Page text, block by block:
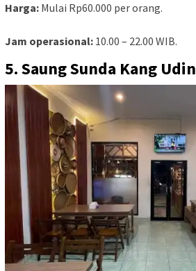
Harga: Mulai Rp60.000 per orang.
Jam operasional: 10.00 – 22.00 WIB.
5. Saung Sunda Kang Udin